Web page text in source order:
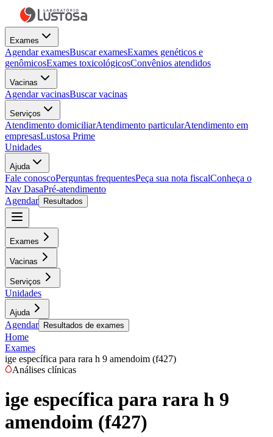
Exames
Agendar examesBuscar examesExames genéticos e
genômicosExames toxicológicosConvênios atendidos
Vacinas
Agendar vacinasBuscar vacinas
Serviços
Atendimento domiciliarAtendimento particularAtendimento em
empresasLustosa Prime
Unidades
Ajuda
Fale conoscoPerguntas frequentesPeça sua nota fiscalConheça o
Nav DasaPré-atendimento
Agendar
Resultados
Exames
Vacinas
Serviços
Unidades
Ajuda
Agendar Resultados de exames
Home
Exames
ige específica para rara h 9 amendoim (f427)
Análises clínicas
ige específica para rara h 9
amendoim (f427)